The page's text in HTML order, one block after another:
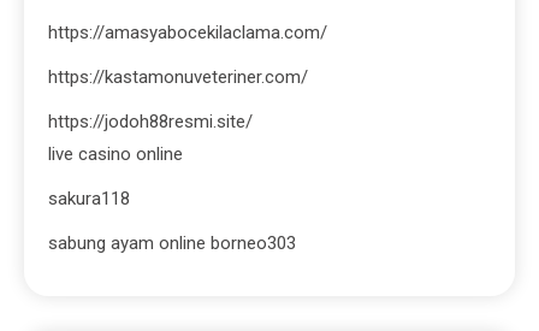
https://amasyabocekilaclama.com/
https://kastamonuveteriner.com/
https://jodoh88resmi.site/
live casino online
sakura118
sabung ayam online borneo303